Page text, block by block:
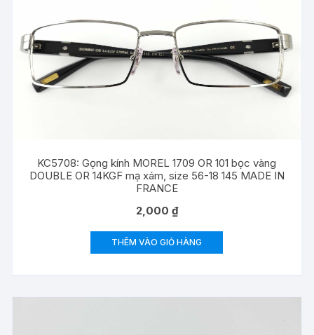
KC5708: Gọng kính MOREL 1709 OR 101 bọc vàng
DOUBLE OR 14KGF mạ xám, size 56-18 145 MADE IN
FRANCE
2,000 ₫
THÊM VÀO GIỎ HÀNG